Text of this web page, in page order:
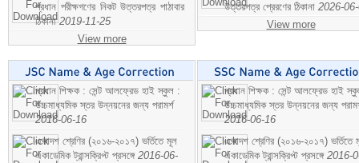
প্রধান পরীক্ষগণের নিকট উত্তরপত্র পাঠাবার
ঠিকানা2019-11-25
View more
উত্তরপত্র প্রেরণের ঠিকানা 2026-
View more
প্রধান শিক্ষক : সেন্ট আলফ্রেড হাই স্কুল :
উচ্চমাধ্যমিক স্তর উন্নয়নের জন্য পরামর্শ
2016-06-16
একাদশ শ্রেণির (২০১৬-২০১৭) ভর্তিতে মূল
একাডেমিক ট্রান্সক্রিপ্ট প্রসঙ্গে 2016-06-
প্রধান শিক্ষক : সেন্ট আলফ্রেড হাই
উচ্চমাধ্যমিক স্তর উন্নয়নের জন্য
2016-06-16
একাদশ শ্রেণির (২০১৬-২০১৭) ভর্তিতে
একাডেমিক ট্রান্সক্রিপ্ট প্রসঙ্গে 2016-